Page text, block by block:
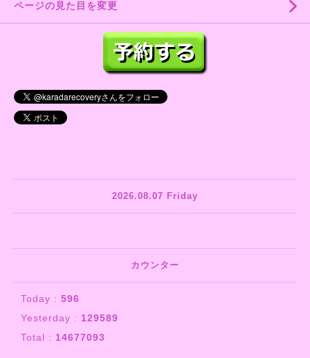
ページの見た目を変更
2026.08.07 Friday
カウンター
Today : 596
Yesterday : 129589
Total : 14677093